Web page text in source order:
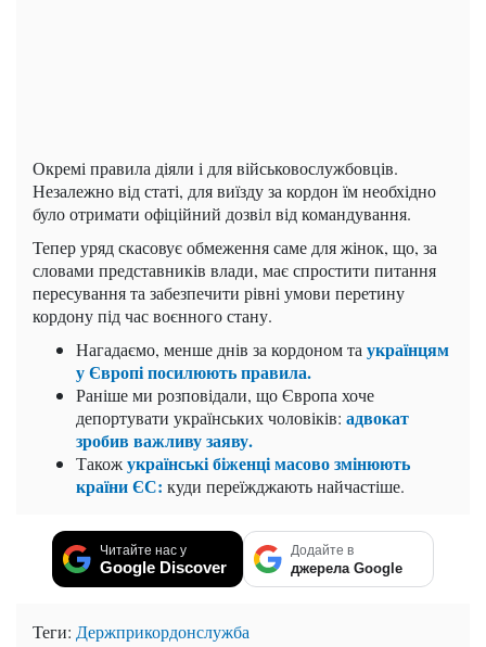
Окремі правила діяли і для військовослужбовців.
Незалежно від статі, для виїзду за кордон їм необхідно
було отримати офіційний дозвіл від командування.
Тепер уряд скасовує обмеження саме для жінок, що, за
словами представників влади, має спростити питання
пересування та забезпечити рівні умови перетину
кордону під час воєнного стану.
Нагадаємо, менше днів за кордоном та українцям
у Європі посилюють правила.
Раніше ми розповідали, щоЄвропа хоче
депортувати українських чоловіків: адвокат
зробив важливу заяву.
Такожукраїнські біженці масово змінюють
країни ЄС: куди переїжджають найчастіше.
Читайте нас у
Google Discover
Додайте в
джерела Google
Теги: Держприкордонслужба